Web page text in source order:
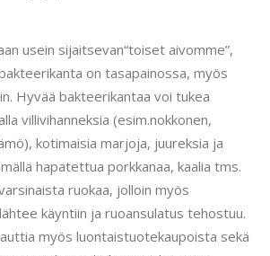
usein sijaitsevan“toiset aivomme”,
on tasapainossa, myös
Hyvää bakteerikantaa voi tukea
villivihanneksia (esim.nokkonen,
kotimaisia marjoja, juureksia ja
hapatettua porkkanaa, kaalia tms.
ruokaa, jolloin myös
käyntiin ja ruoansulatus tehostuu.
myös luontaistuotekaupoista sekä